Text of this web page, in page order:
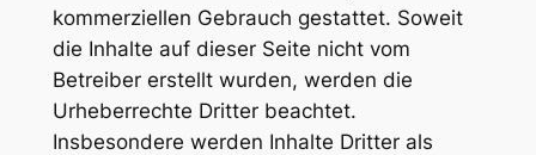
kommerziellen Gebrauch gestattet. Soweit
die Inhalte auf dieser Seite nicht vom
Betreiber erstellt wurden, werden die
Urheberrechte Dritter beachtet.
Insbesondere werden Inhalte Dritter als